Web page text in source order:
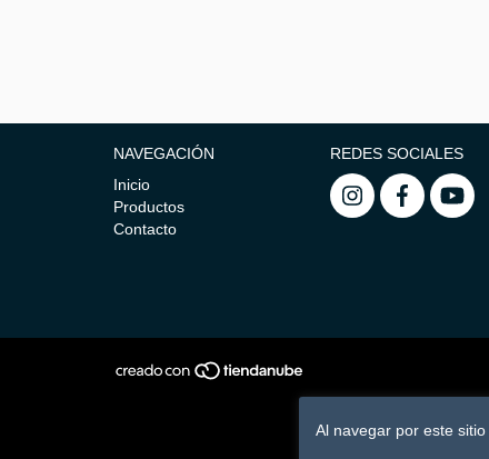
Al navegar por este sitio
NAVEGACIÓN
Inicio
Productos
Contacto
REDES SOCIALES